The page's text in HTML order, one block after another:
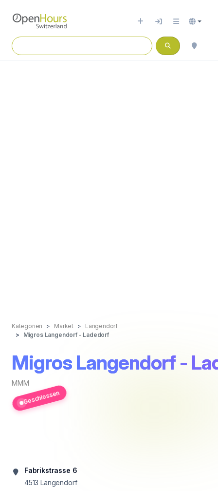
Kategorien Market
Langendorf
Migros Langendorf - Ladedorf
Migros Langendorf -
MMM
Geschlossen
Fabrikstrasse 6
4513 Langendorf